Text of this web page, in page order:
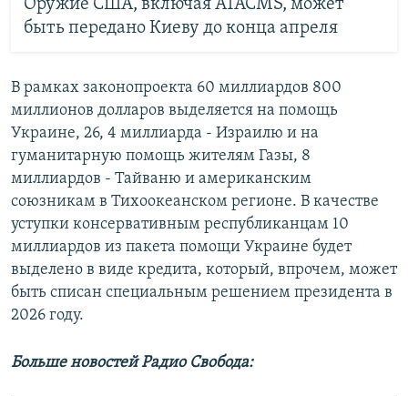
Оружие США, включая ATACMS, может
быть передано Киеву до конца апреля
В рамках законопроекта 60 миллиардов 800
миллионов долларов выделяется на помощь
Украине, 26, 4 миллиарда - Израилю и на
гуманитарную помощь жителям Газы, 8
миллиардов - Тайваню и американским
союзникам в Тихоокеанском регионе. В качестве
уступки консервативным республиканцам 10
миллиардов из пакета помощи Украине будет
выделено в виде кредита, который, впрочем, может
быть списан специальным решением президента в
2026 году.
Больше новостей Радио Свобода: